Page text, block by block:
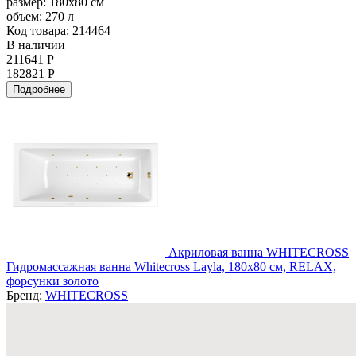
объем: 270 л
Код товара: 214464
В наличии
211641 Р
182821 Р
Подробнее
Акриловая ванна WHITECROSS
Гидромассажная ванна Whitecross Layla, 180x80 см, RELAX,
форсунки золото
Бренд: WHITECROSS